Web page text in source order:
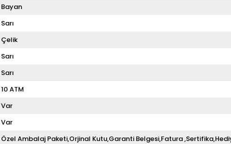
Bayan
Sarı
Çelik
Sarı
Sarı
10 ATM
Var
Var
Özel Ambalaj Paketi,Orjinal Kutu,Garanti Belgesi,Fatura